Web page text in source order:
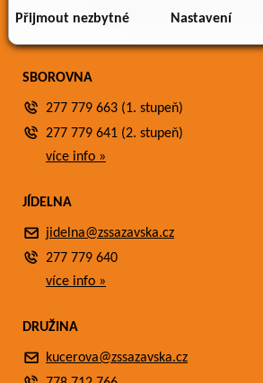
důsledku toho, že používáte jejich služby.
Přijmout nezbytné Nastavení
SBOROVNA
277 779 663 (1. stupeň)
277 779 641 (2. stupeň)
více info »
JÍDELNA
jidelna@zssazavska.cz
277 779 640
více info »
DRUŽINA
kucerova@zssazavska.cz